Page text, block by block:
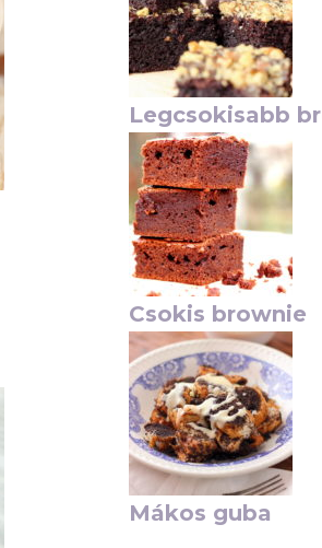
Legcsokisabb
Csokis brownie
Mákos guba